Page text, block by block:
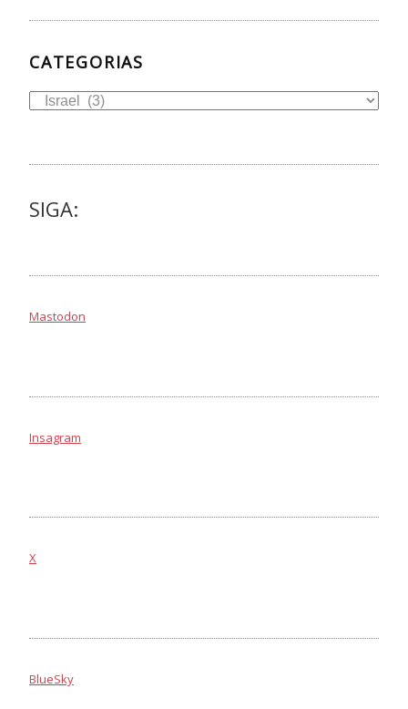
CATEGORIAS
Categorias
SIGA:
Mastodon
Insagram
X
BlueSky